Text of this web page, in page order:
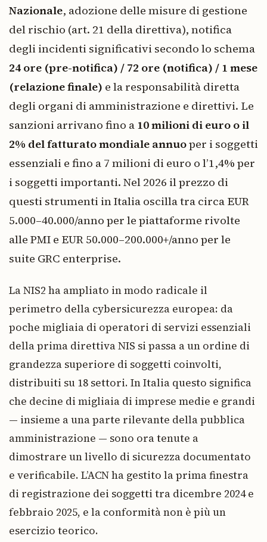
Nazionale, adozione delle misure di gestione
del rischio (art. 21 della direttiva), notifica
degli incidenti significativi secondo lo schema
24 ore (pre-notifica) / 72 ore (notifica) / 1 mese
(relazione finale) e la responsabilità diretta
degli organi di amministrazione e direttivi. Le
sanzioni arrivano fino a 10 milioni di euro o il
2% del fatturato mondiale annuoper i soggetti
essenziali e fino a 7 milioni di euro o l’1,4% per
i soggetti importanti. Nel 2026 il prezzo di
questi strumenti in Italia oscilla tra circa EUR
5.000–40.000/anno per le piattaforme rivolte
alle PMI e EUR 50.000–200.000+/anno per le
suite GRC enterprise.
La NIS2 ha ampliato in modo radicale il
perimetro della cybersicurezza europea: da
poche migliaia di operatori di servizi essenziali
della prima direttiva NIS si passa a un ordine di
grandezza superiore di soggetti coinvolti,
distribuiti su 18 settori. In Italia questo significa
che decine di migliaia di imprese medie e grandi
— insieme a una parte rilevante della pubblica
amministrazione — sono ora tenute a
dimostrare un livello di sicurezza documentato
e verificabile. L’ACN ha gestito la prima finestra
di registrazione dei soggetti tra dicembre 2024 e
febbraio 2025, e la conformità non è più un
esercizio teorico.